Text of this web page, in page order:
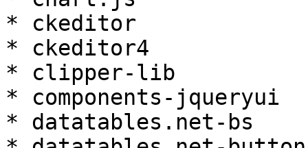
* ckeditor
* ckeditor4
* clipper-lib
* components-jqueryui
* datatables.net-bs